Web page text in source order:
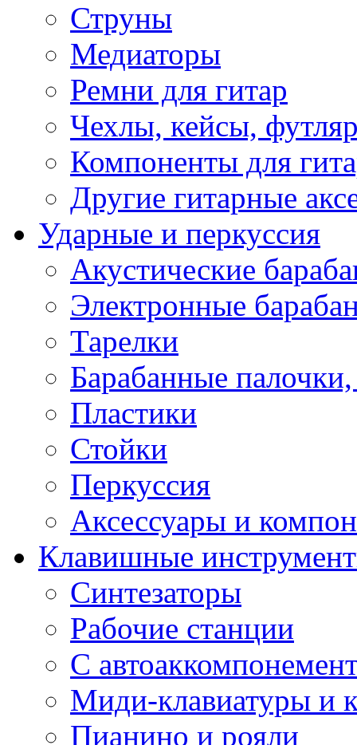
Струны
Медиаторы
Ремни для гитар
Чехлы, кейсы,
Компоненты для
Другие гитарные
Ударные и перкуссия
Акустические
Электронные
Тарелки
Барабанные
Пластики
Стойки
Перкуссия
Аксессуары и
Клавишные
Синтезаторы
Рабочие станции
С
Миди-клавиатуры и
Пианино и рояли